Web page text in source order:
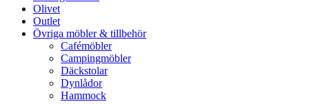
Olivet
Outlet
Övriga möbler & tillbehör
Cafémöbler
Campingmöbler
Däckstolar
Dynlådor
Hammock